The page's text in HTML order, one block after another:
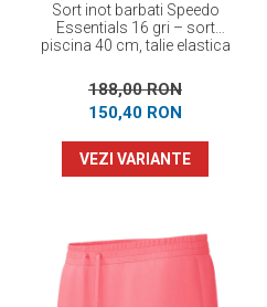
Sort inot barbati Speedo
Essentials 16 gri – sort
piscina 40 cm, talie elastica
188,00 RON
150,40 RON
VEZI VARIANTE